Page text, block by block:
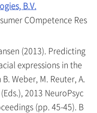
B.V.
COmpetence Res
(2013). Predicting
expressions in the
Weber, M. Reuter, A.
2013 NeuroPsyc
(pp. 45-45). B